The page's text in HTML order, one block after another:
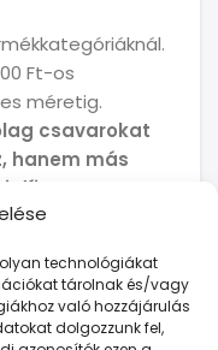
technológiákat
tárolnak és/vagy
való hozzájárulás
dolgozzunk fel,
Ft-os
méretig.
csavarokat
hanem más
díj